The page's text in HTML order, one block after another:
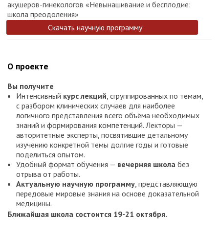
акушеров-гинекологов «Невынашивание и бесплодие:
школа преодоления»
Скачать научную программу
О проекте
Вы получите
Интенсивный курс лекций, сгруппированных по темам,
с разбором клинических случаев для наиболее
логичного представления всего объёма необходимых
знаний и формирования компетенций. Лекторы —
авторитетные эксперты, посвятившие детальному
изучению конкретной темы долгие годы и готовые
поделиться опытом.
Удобный формат обучения — вечерняя школа без
отрыва от работы.
Актуальную научную программу, представляющую
передовые мировые знания на основе доказательной
медицины.
Ближайшая школа состоится 19-21 октября.